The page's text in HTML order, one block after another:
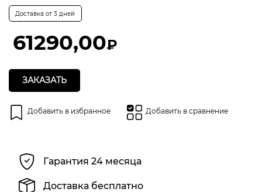
из
Доставка от 3 дней
61290,00₽
ЗАКАЗАТЬ
Добавить в избранное Добавить в сравнение
Гарантия 24 месяца
Доставка бесплатно